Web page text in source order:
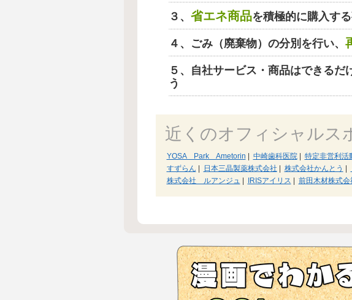
３、 省エネ商品を積極的に購入す
４、ごみ（廃棄物）の分別を行い、
５、自社サービス・商品はできるだ
う
近くのオフィシャルス
YOSA Park Ametorin 中崎歯科医院| 特定非営利
すずらん
日本三晶製薬株式会社 株式会社かんとう
株式会社 ルアンジュ
IRISアイリス 前田木材株式会